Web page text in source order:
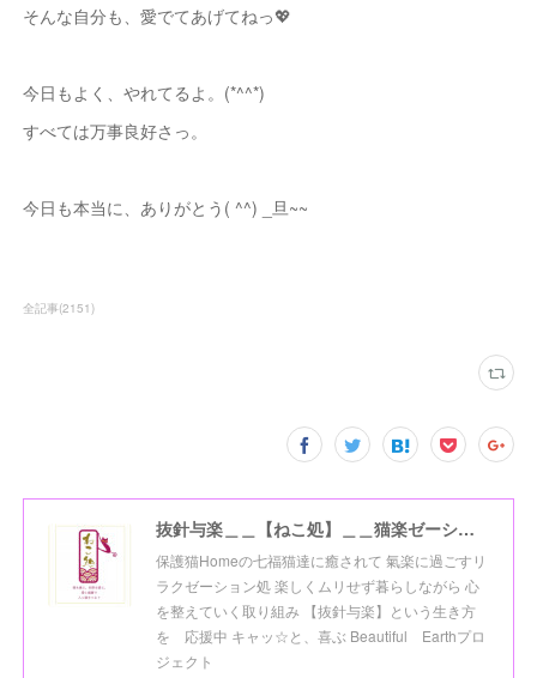
そんな自分も、愛でてあげてねっ💖
今日もよく、やれてるよ。(*^^*)
すべては万事良好さっ。
今日も本当に、ありがとう( ^^) _旦~~
全記事(2151)
抜針与楽＿＿【ねこ処】＿＿猫楽ゼーションHome☆
保護猫Homeの七福猫達に癒されて 氣楽に過ごすリ
ラクゼーション処 楽しくムリせず暮らしながら 心
を整えていく取り組み 【抜針与楽】という生き方
を 応援中 キャッ☆と、喜ぶ Beautiful Earthプロ
ジェクト